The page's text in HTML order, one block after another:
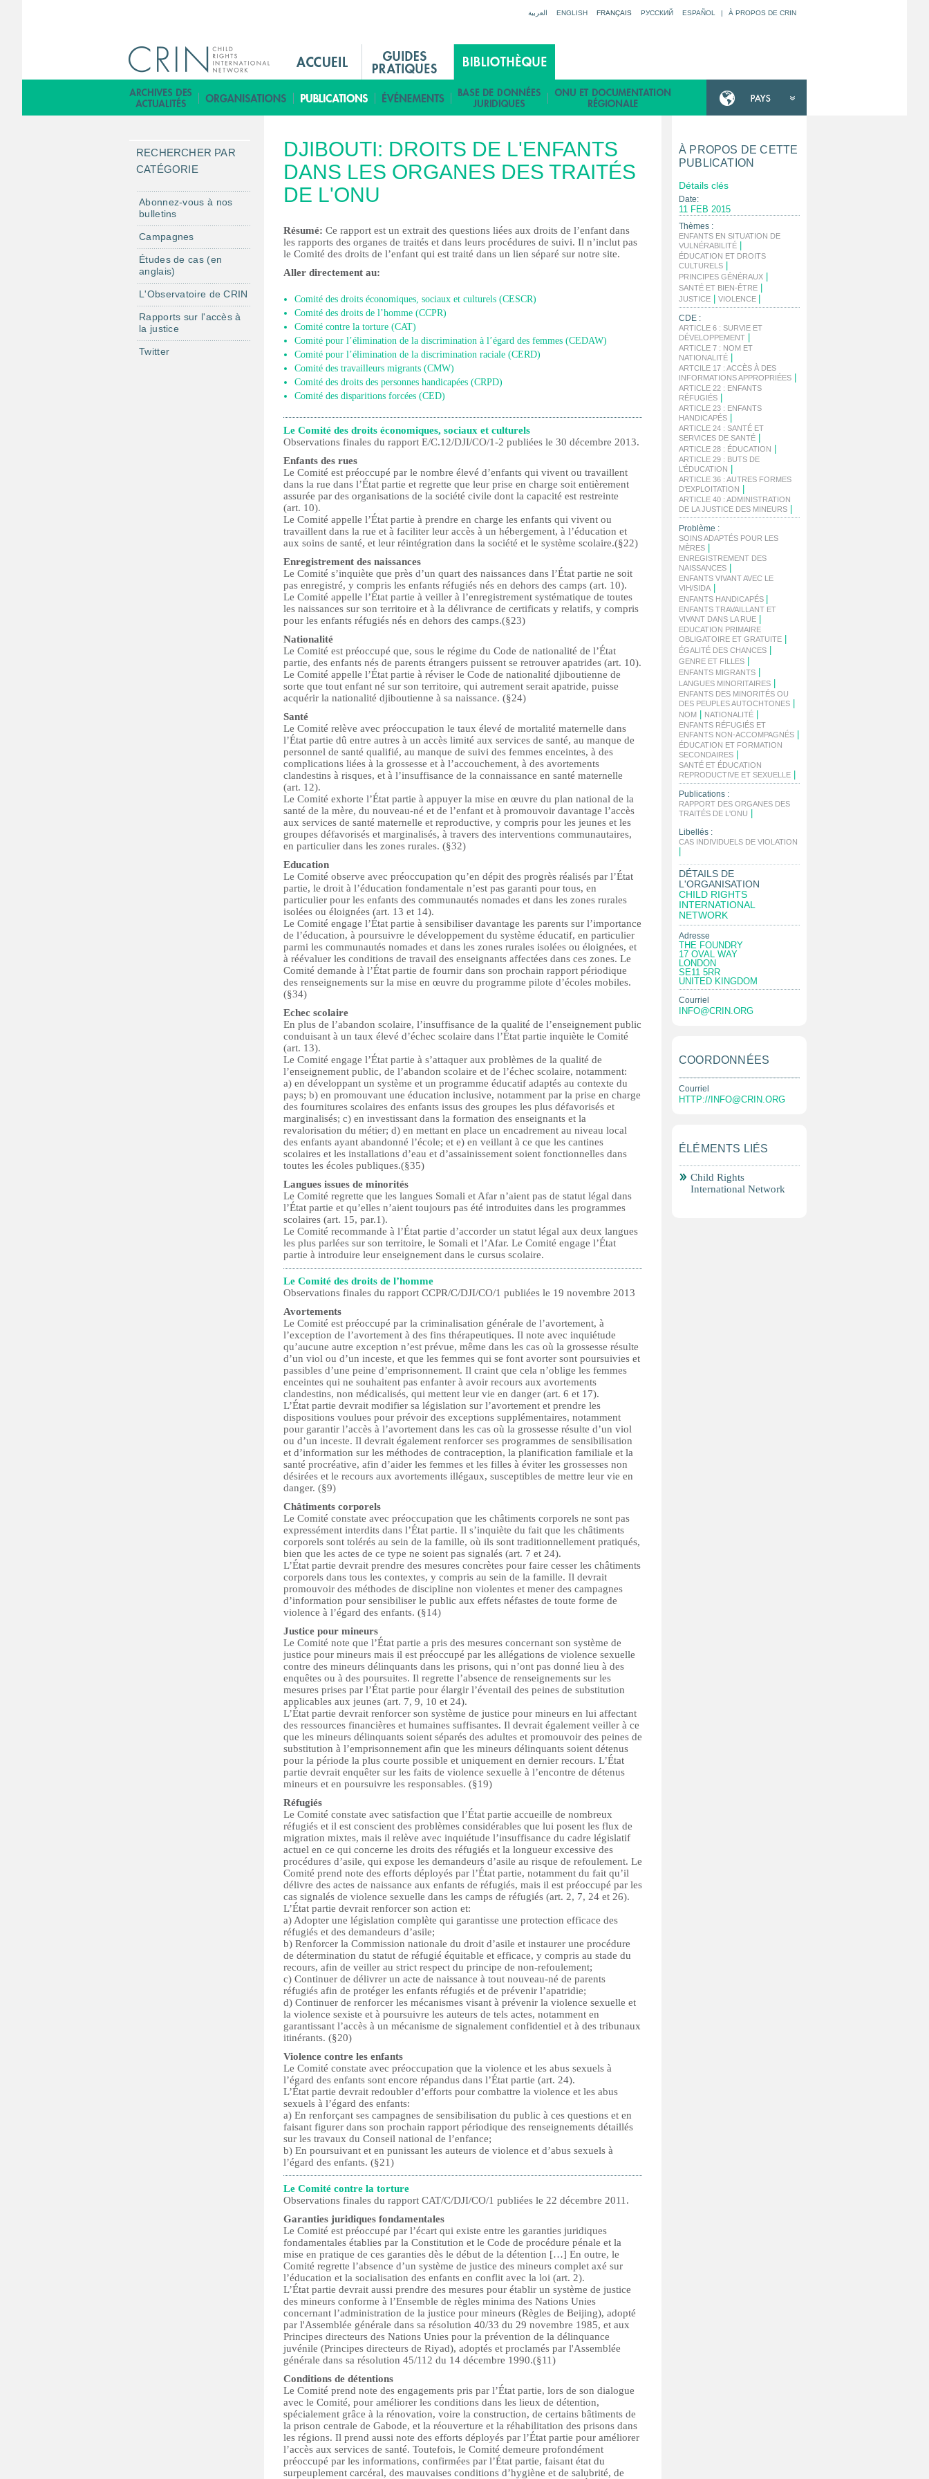
العربية ENGLISH FRANÇAIS РУССКИЙ ESPAÑOL | À PROPOS DE CRIN
i
n
e
n
u
F
i
DJIBOUTI: DROITS DE L'ENFANTS
DANS LES ORGANES DES TRAITÉS
DE L'ONU
Résumé: Ce rapport est un extrait des questions liées aux droits de l’enfant dans
les rapports des organes de traités et dans leurs procédures de suivi. Il n’inclut pas
le Comité des droits de l’enfant qui est traité dans un lien séparé sur notre site.
Aller directement au:
Comité des droits économiques, sociaux et culturels (CESCR)
Comité des droits de l’homme (CCPR)
Comité contre la torture (CAT)
Comité pour l’élimination de la discrimination à l’égard des femmes (CEDAW)
Comité pour l’élimination de la discrimination raciale (CERD)
Comité des travailleurs migrants (CMW)
Comité des droits des personnes handicapées (CRPD)
Comité des disparitions forcées (CED)
Le Comité des droits économiques, sociaux et culturels
Observations finales du rapport E/C.12/DJI/CO/1-2 publiées le 30 décembre 2013.
Enfants des rues
Le Comité est préoccupé par le nombre élevé d’enfants qui vivent ou travaillent
dans la rue dans l’État partie et regrette que leur prise en charge soit entièrement
assurée par des organisations de la société civile dont la capacité est restreinte
(art. 10).
Le Comité appelle l’État partie à prendre en charge les enfants qui vivent ou
travaillent dans la rue et à faciliter leur accès à un hébergement, à l’éducation et
aux soins de santé, et leur réintégration dans la société et le système scolaire.(§22)
Enregistrement des naissances
Le Comité s’inquiète que près d’un quart des naissances dans l’État partie ne soit
pas enregistré, y compris les enfants réfugiés nés en dehors des camps (art. 10).
Le Comité appelle l’État partie à veiller à l’enregistrement systématique de toutes
les naissances sur son territoire et à la délivrance de certificats y relatifs, y compris
pour les enfants réfugiés nés en dehors des camps.(§23)
Nationalité
Le Comité est préoccupé que, sous le régime du Code de nationalité de l’État
partie, des enfants nés de parents étrangers puissent se retrouver apatrides (art. 10).
Le Comité appelle l’État partie à réviser le Code de nationalité djiboutienne de
sorte que tout enfant né sur son territoire, qui autrement serait apatride, puisse
acquérir la nationalité djiboutienne à sa naissance. (§24)
Santé
Le Comité relève avec préoccupation le taux élevé de mortalité maternelle dans
l’État partie dû entre autres à un accès limité aux services de santé, au manque de
personnel de santé qualifié, au manque de suivi des femmes enceintes, à des
complications liées à la grossesse et à l’accouchement, à des avortements
clandestins à risques, et à l’insuffisance de la connaissance en santé maternelle
(art. 12).
Le Comité exhorte l’État partie à appuyer la mise en œuvre du plan national de la
santé de la mère, du nouveau-né et de l’enfant et à promouvoir davantage l’accès
aux services de santé maternelle et reproductive, y compris pour les jeunes et les
groupes défavorisés et marginalisés, à travers des interventions communautaires,
en particulier dans les zones rurales. (§32)
Education
Le Comité observe avec préoccupation qu’en dépit des progrès réalisés par l’État
partie, le droit à l’éducation fondamentale n’est pas garanti pour tous, en
particulier pour les enfants des communautés nomades et dans les zones rurales
isolées ou éloignées (art. 13 et 14).
Le Comité engage l’État partie à sensibiliser davantage les parents sur l’importance
de l’éducation, à poursuivre le développement du système éducatif, en particulier
parmi les communautés nomades et dans les zones rurales isolées ou éloignées, et
à réévaluer les conditions de travail des enseignants affectées dans ces zones. Le
Comité demande à l’État partie de fournir dans son prochain rapport périodique
des renseignements sur la mise en œuvre du programme pilote d’écoles mobiles.
(§34)
Echec scolaire
En plus de l’abandon scolaire, l’insuffisance de la qualité de l’enseignement public
conduisant à un taux élevé d’échec scolaire dans l’État partie inquiète le Comité
(art. 13).
Le Comité engage l’État partie à s’attaquer aux problèmes de la qualité de
l’enseignement public, de l’abandon scolaire et de l’échec scolaire, notamment:
a) en développant un système et un programme éducatif adaptés au contexte du
pays; b) en promouvant une éducation inclusive, notamment par la prise en charge
des fournitures scolaires des enfants issus des groupes les plus défavorisés et
marginalisés; c) en investissant dans la formation des enseignants et la
revalorisation du métier; d) en mettant en place un encadrement au niveau local
des enfants ayant abandonné l’école; et e) en veillant à ce que les cantines
scolaires et les installations d’eau et d’assainissement soient fonctionnelles dans
toutes les écoles publiques.(§35)
Langues issues de minorités
Le Comité regrette que les langues Somali et Afar n’aient pas de statut légal dans
l’État partie et qu’elles n’aient toujours pas été introduites dans les programmes
scolaires (art. 15, par.1).
Le Comité recommande à l’État partie d’accorder un statut légal aux deux langues
les plus parlées sur son territoire, le Somali et l’Afar. Le Comité engage l’État
partie à introduire leur enseignement dans le cursus scolaire.
Le Comité des droits de l’homme
Observations finales du rapport CCPR/C/DJI/CO/1 publiées le 19 novembre 2013
Avortements
Le Comité est préoccupé par la criminalisation générale de l’avortement, à
l’exception de l’avortement à des fins thérapeutiques. Il note avec inquiétude
qu’aucune autre exception n’est prévue, même dans les cas où la grossesse résulte
d’un viol ou d’un inceste, et que les femmes qui se font avorter sont poursuivies et
passibles d’une peine d’emprisonnement. Il craint que cela n’oblige les femmes
enceintes qui ne souhaitent pas enfanter à avoir recours aux avortements
clandestins, non médicalisés, qui mettent leur vie en danger (art. 6 et 17).
L’État partie devrait modifier sa législation sur l’avortement et prendre les
dispositions voulues pour prévoir des exceptions supplémentaires, notamment
pour garantir l’accès à l’avortement dans les cas où la grossesse résulte d’un viol
ou d’un inceste. Il devrait également renforcer ses programmes de sensibilisation
et d’information sur les méthodes de contraception, la planification familiale et la
santé procréative, afin d’aider les femmes et les filles à éviter les grossesses non
désirées et le recours aux avortements illégaux, susceptibles de mettre leur vie en
danger. (§9)
Châtiments corporels
Le Comité constate avec préoccupation que les châtiments corporels ne sont pas
expressément interdits dans l’État partie. Il s’inquiète du fait que les châtiments
corporels sont tolérés au sein de la famille, où ils sont traditionnellement pratiqués,
bien que les actes de ce type ne soient pas signalés (art. 7 et 24).
L’État partie devrait prendre des mesures concrètes pour faire cesser les châtiments
corporels dans tous les contextes, y compris au sein de la famille. Il devrait
promouvoir des méthodes de discipline non violentes et mener des campagnes
d’information pour sensibiliser le public aux effets néfastes de toute forme de
violence à l’égard des enfants. (§14)
Justice pour mineurs
Le Comité note que l’État partie a pris des mesures concernant son système de
justice pour mineurs mais il est préoccupé par les allégations de violence sexuelle
contre des mineurs délinquants dans les prisons, qui n’ont pas donné lieu à des
enquêtes ou à des poursuites. Il regrette l’absence de renseignements sur les
mesures prises par l’État partie pour élargir l’éventail des peines de substitution
applicables aux jeunes (art. 7, 9, 10 et 24).
L’État partie devrait renforcer son système de justice pour mineurs en lui affectant
des ressources financières et humaines suffisantes. Il devrait également veiller à ce
que les mineurs délinquants soient séparés des adultes et promouvoir des peines de
substitution à l’emprisonnement afin que les mineurs délinquants soient détenus
pour la période la plus courte possible et uniquement en dernier recours. L’État
partie devrait enquêter sur les faits de violence sexuelle à l’encontre de détenus
mineurs et en poursuivre les responsables. (§19)
Réfugiés
Le Comité constate avec satisfaction que l’État partie accueille de nombreux
réfugiés et il est conscient des problèmes considérables que lui posent les flux de
migration mixtes, mais il relève avec inquiétude l’insuffisance du cadre législatif
actuel en ce qui concerne les droits des réfugiés et la longueur excessive des
procédures d’asile, qui expose les demandeurs d’asile au risque de refoulement. Le
Comité prend note des efforts déployés par l’État partie, notamment du fait qu’il
délivre des actes de naissance aux enfants de réfugiés, mais il est préoccupé par les
cas signalés de violence sexuelle dans les camps de réfugiés (art. 2, 7, 24 et 26).
L’État partie devrait renforcer son action et:
a) Adopter une législation complète qui garantisse une protection efficace des
réfugiés et des demandeurs d’asile;
b) Renforcer la Commission nationale du droit d’asile et instaurer une procédure
de détermination du statut de réfugié équitable et efficace, y compris au stade du
recours, afin de veiller au strict respect du principe de non-refoulement;
c) Continuer de délivrer un acte de naissance à tout nouveau-né de parents
réfugiés afin de protéger les enfants réfugiés et de prévenir l’apatridie;
d) Continuer de renforcer les mécanismes visant à prévenir la violence sexuelle et
la violence sexiste et à poursuivre les auteurs de tels actes, notamment en
garantissant l’accès à un mécanisme de signalement confidentiel et à des tribunaux
itinérants. (§20)
Violence contre les enfants
Le Comité constate avec préoccupation que la violence et les abus sexuels à
l’égard des enfants sont encore répandus dans l’État partie (art. 24).
L’État partie devrait redoubler d’efforts pour combattre la violence et les abus
sexuels à l’égard des enfants:
a) En renforçant ses campagnes de sensibilisation du public à ces questions et en
faisant figurer dans son prochain rapport périodique des renseignements détaillés
sur les travaux du Conseil national de l’enfance;
b) En poursuivant et en punissant les auteurs de violence et d’abus sexuels à
l’égard des enfants. (§21)
Le Comité contre la torture
Observations finales du rapport CAT/C/DJI/CO/1 publiées le 22 décembre 2011.
Garanties juridiques fondamentales
Le Comité est préoccupé par l’écart qui existe entre les garanties juridiques
fondamentales établies par la Constitution et le Code de procédure pénale et la
mise en pratique de ces garanties dès le début de la détention […] En outre, le
Comité regrette l’absence d’un système de justice des mineurs complet axé sur
l’éducation et la socialisation des enfants en conflit avec la loi (art. 2).
L’État partie devrait aussi prendre des mesures pour établir un système de justice
des mineurs conforme à l’Ensemble de règles minima des Nations Unies
concernant l’administration de la justice pour mineurs (Règles de Beijing), adopté
par l'Assemblée générale dans sa résolution 40/33 du 29 novembre 1985, et aux
Principes directeurs des Nations Unies pour la prévention de la délinquance
juvénile (Principes directeurs de Riyad), adoptés et proclamés par l'Assemblée
générale dans sa résolution 45/112 du 14 décembre 1990.(§11)
Conditions de détentions
Le Comité prend note des engagements pris par l’État partie, lors de son dialogue
avec le Comité, pour améliorer les conditions dans les lieux de détention,
spécialement grâce à la rénovation, voire la construction, de certains bâtiments de
la prison centrale de Gabode, et la réouverture et la réhabilitation des prisons dans
les régions. Il prend aussi note des efforts déployés par l’État partie pour améliorer
l’accès aux services de santé. Toutefois, le Comité demeure profondément
préoccupé par les informations, confirmées par l’État partie, faisant état du
surpeuplement carcéral, des mauvaises conditions d’hygiène et de salubrité, de
RECHERCHER PAR
CATÉGORIE
Abonnez-vous à nos
bulletins
Campagnes
Études de cas (en
anglais)
L'Observatoire de CRIN
Rapports sur l'accès à
la justice
Twitter
À PROPOS DE CETTE
PUBLICATION
Détails clés
Date:
11 FEB 2015
Thèmes :
ENFANTS EN SITUATION DE
VULNÉRABILITÉ
ÉDUCATION ET DROITS
CULTURELS
PRINCIPES GÉNÉRAUX
SANTÉ ET BIEN-ÊTRE
JUSTICE VIOLENCE
CDE :
ARTICLE 6 : SURVIE ET
DÉVELOPPEMENT
ARTICLE 7 : NOM ET
NATIONALITÉ
ARTCILE 17 : ACCÈS À DES
INFORMATIONS APPROPRIÉES
ARTICLE 22 : ENFANTS
RÉFUGIÉS
ARTICLE 23 : ENFANTS
HANDICAPÉS
ARTICLE 24 : SANTÉ ET
SERVICES DE SANTÉ
ARTICLE 28 : ÉDUCATION
ARTICLE 29 : BUTS DE
L’ÉDUCATION
ARTICLE 36 : AUTRES FORMES
D’EXPLOITATION
ARTICLE 40 : ADMINISTRATION
DE LA JUSTICE DES MINEURS
Problème :
SOINS ADAPTÉS POUR LES
MÈRES
ENREGISTREMENT DES
NAISSANCES
ENFANTS VIVANT AVEC LE
VIH/SIDA
ENFANTS HANDICAPÉS
ENFANTS TRAVAILLANT ET
VIVANT DANS LA RUE
EDUCATION PRIMAIRE
OBLIGATOIRE ET GRATUITE
ÉGALITÉ DES CHANCES
GENRE ET FILLES
ENFANTS MIGRANTS
LANGUES MINORITAIRES
ENFANTS DES MINORITÉS OU
DES PEUPLES AUTOCHTONES
NOM NATIONALITÉ
ENFANTS RÉFUGIÉS ET
ENFANTS NON-ACCOMPAGNÉS
ÉDUCATION ET FORMATION
SECONDAIRES
SANTÉ ET ÉDUCATION
REPRODUCTIVE ET SEXUELLE
Publications :
RAPPORT DES ORGANES DES
TRAITÉS DE L'ONU
Libellés :
CAS INDIVIDUELS DE VIOLATION
DÉTAILS DE
L'ORGANISATION
CHILD RIGHTS
INTERNATIONAL
NETWORK
Adresse
THE FOUNDRY
17 OVAL WAY
LONDON
SE11 5RR
UNITED KINGDOM
Courriel
INFO@CRIN.ORG
COORDONNÉES
Courriel
HTTP:// INFO@CRIN.ORG
ÉLÉMENTS LIÉS
Child Rights
International Network